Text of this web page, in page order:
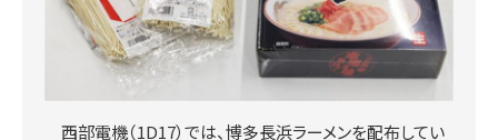
西部電機（1D17）では、博多長浜ラーメンを配布してい